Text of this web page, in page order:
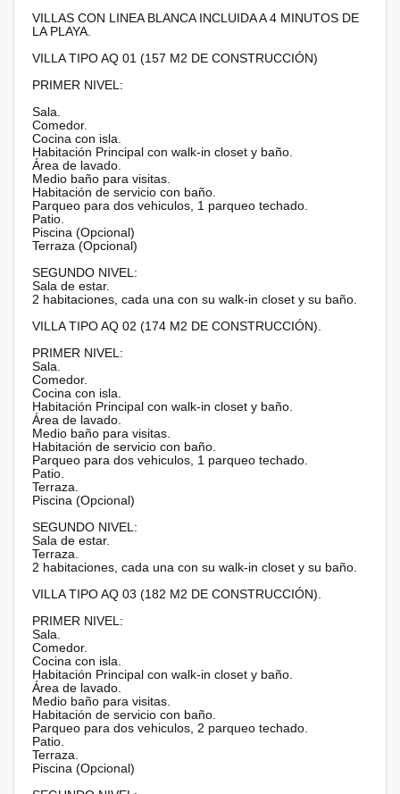
VILLAS CON LINEA BLANCA INCLUIDA A 4 MINUTOS DE
LA PLAYA.
VILLA TIPO AQ 01 (157 M2 DE CONSTRUCCIÓN)
PRIMER NIVEL:
Sala.
Comedor.
Cocina con isla.
Habitación Principal con walk-in closet y baño.
Área de lavado.
Medio baño para visitas.
Habitación de servicio con baño.
Parqueo para dos vehiculos, 1 parqueo techado.
Patio.
Piscina (Opcional)
Terraza (Opcional)
SEGUNDO NIVEL:
Sala de estar.
2 habitaciones, cada una con su walk-in closet y su baño.
VILLA TIPO AQ 02 (174 M2 DE CONSTRUCCIÓN).
PRIMER NIVEL:
Sala.
Comedor.
Cocina con isla.
Habitación Principal con walk-in closet y baño.
Área de lavado.
Medio baño para visitas.
Habitación de servicio con baño.
Parqueo para dos vehiculos, 1 parqueo techado.
Patio.
Terraza.
Piscina (Opcional)
SEGUNDO NIVEL:
Sala de estar.
Terraza.
2 habitaciones, cada una con su walk-in closet y su baño.
VILLA TIPO AQ 03 (182 M2 DE CONSTRUCCIÓN).
PRIMER NIVEL:
Sala.
Comedor.
Cocina con isla.
Habitación Principal con walk-in closet y baño.
Área de lavado.
Medio baño para visitas.
Habitación de servicio con baño.
Parqueo para dos vehiculos, 2 parqueo techado.
Patio.
Terraza.
Piscina (Opcional)